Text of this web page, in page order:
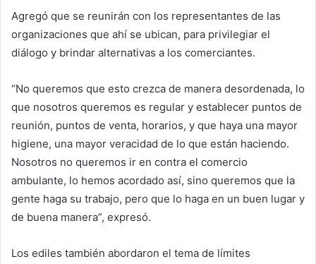
Agregó que se reunirán con los representantes de las
organizaciones que ahí se ubican, para privilegiar el
diálogo y brindar alternativas a los comerciantes.
“No queremos que esto crezca de manera desordenada, lo
que nosotros queremos es regular y establecer puntos de
reunión, puntos de venta, horarios, y que haya una mayor
higiene, una mayor veracidad de lo que están haciendo.
Nosotros no queremos ir en contra el comercio
ambulante, lo hemos acordado así, sino queremos que la
gente haga su trabajo, pero que lo haga en un buen lugar y
de buena manera”, expresó.
Los ediles también abordaron el tema de límites